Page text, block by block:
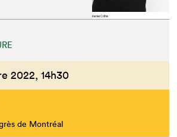
2022, 14h30
de Montréal